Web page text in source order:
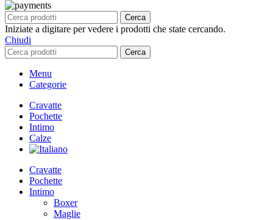
Cerca
Iniziate a digitare per vedere i prodotti che state cercando.
Chiudi
Cerca
Menu
Categorie
Cravatte
Pochette
Intimo
Calze
Cravatte
Pochette
Intimo
Boxer
Maglie